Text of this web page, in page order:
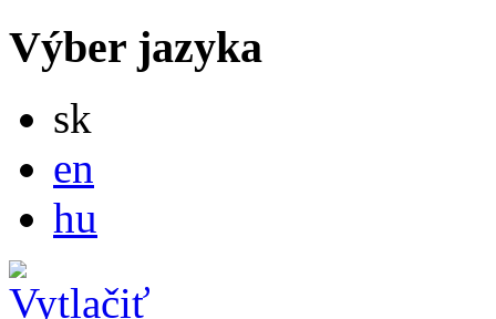
Výber jazyka
sk
en
hu